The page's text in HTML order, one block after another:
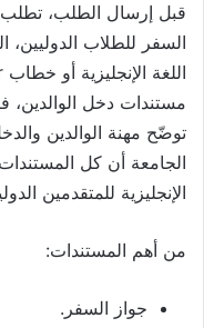
قبل إرسال الطلب، تطلب
السفر للطلاب
مستندات دخل الوالدين،
توضّح مهنة الوالدين
الجامعة أن كل
الإنجليزية للمتقدمين
من أهم المستندات:
جواز السفر.